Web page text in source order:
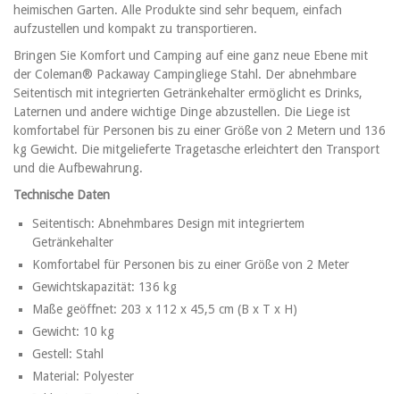
heimischen Garten. Alle Produkte sind sehr bequem, einfach
aufzustellen und kompakt zu transportieren.
Bringen Sie Komfort und Camping auf eine ganz neue Ebene mit
der Coleman® Packaway Campingliege Stahl. Der abnehmbare
Seitentisch mit integrierten Getränkehalter ermöglicht es Drinks,
Laternen und andere wichtige Dinge abzustellen. Die Liege ist
komfortabel für Personen bis zu einer Größe von 2 Metern und 136
kg Gewicht. Die mitgelieferte Tragetasche erleichtert den Transport
und die Aufbewahrung.
Technische Daten
Seitentisch: Abnehmbares Design mit integriertem
Getränkehalter
Komfortabel für Personen bis zu einer Größe von 2 Meter
Gewichtskapazität: 136 kg
Maße geöffnet: 203 x 112 x 45,5 cm (B x T x H)
Gewicht: 10 kg
Gestell: Stahl
Material: Polyester